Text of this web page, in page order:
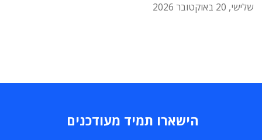
שלישי, 20 באוקטובר 2026
הישארו תמיד מעודכנים